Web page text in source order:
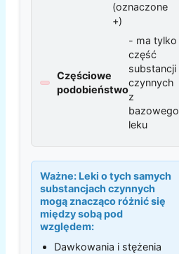
(oznaczone
+)
Częściowe
podobieństwo
- ma tylko
część
substancji
czynnych
z
bazowego
leku
Ważne: Leki o tych samych
substancjach czynnych
mogą znacząco różnić się
między sobą pod
względem:
Dawkowania i stężenia